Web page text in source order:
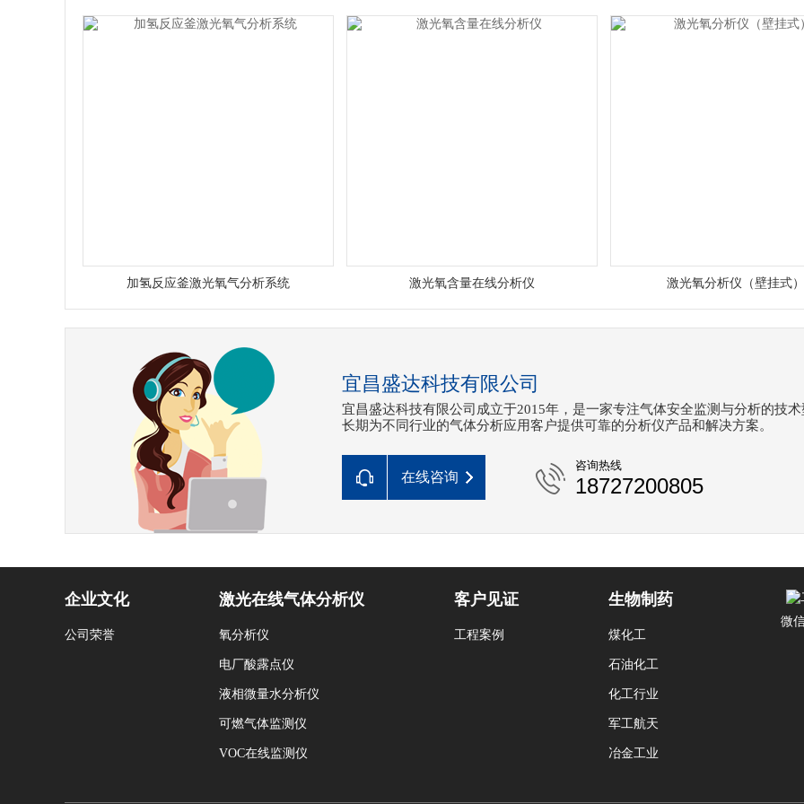
加氢反应釜激光氧气分析系统 激光氧含量在线分析仪 激光氧分析仪（壁挂式）
宜昌盛达科技有限公司
宜昌盛达科技有限公司成立于2015年，是一家专注气体安全监测与分析的技
长期为不同行业的气体分析应用客户提供可靠的分析仪产品和解决方案。
在线咨询
咨询热线
18727200805
企业文化
公司荣誉
激光在线气体分析仪
氧分析仪
电厂酸露点仪
液相微量水分析仪
可燃气体监测仪
VOC在线监测仪
客户见证
工程案例
生物制药
煤化工
石油化工
化工行业
军工航天
冶金工业
微